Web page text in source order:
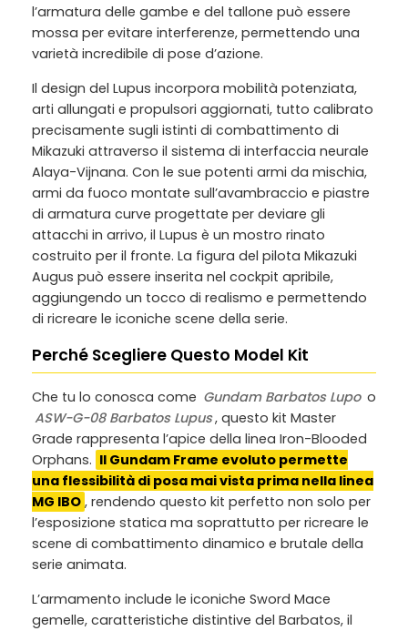
l’armatura delle gambe e del tallone può essere
mossa per evitare interferenze, permettendo una
varietà incredibile di pose d’azione.
Il design del Lupus incorpora mobilità potenziata,
arti allungati e propulsori aggiornati, tutto calibrato
precisamente sugli istinti di combattimento di
Mikazuki attraverso il sistema di interfaccia neurale
Alaya-Vijnana. Con le sue potenti armi da mischia,
armi da fuoco montate sull’avambraccio e piastre
di armatura curve progettate per deviare gli
attacchi in arrivo, il Lupus è un mostro rinato
costruito per il fronte. La figura del pilota Mikazuki
Augus può essere inserita nel cockpit apribile,
aggiungendo un tocco di realismo e permettendo
di ricreare le iconiche scene della serie.
Perché Scegliere Questo Model Kit
Che tu lo conosca come Gundam Barbatos Lupo o
ASW-G-08 Barbatos Lupus, questo kit Master
Grade rappresenta l’apice della linea Iron-Blooded
Orphans. Il Gundam Frame evoluto permette
una flessibilità di posa mai vista prima nella linea
MG IBO , rendendo questo kit perfetto non solo per
l’esposizione statica ma soprattutto per ricreare le
scene di combattimento dinamico e brutale della
serie animata.
L’armamento include le iconiche Sword Mace
gemelle, caratteristiche distintive del Barbatos, il